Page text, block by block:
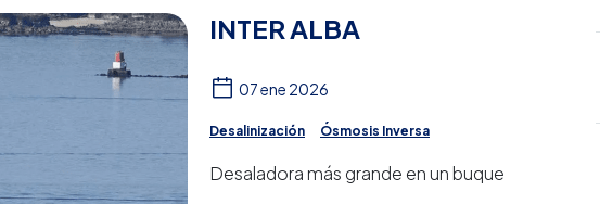
INTER ALBA
07 ene 2026
Desalinización Ósmosis Inversa
Desaladora más grande en un buque